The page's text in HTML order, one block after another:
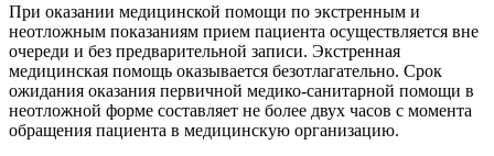
При оказании медицинской помощи по экстренным и
неотложным показаниям прием пациента осуществляется вне
очереди и без предварительной записи. Экстренная
медицинская помощь оказывается безотлагательно. Срок
ожидания оказания первичной медико-санитарной помощи в
неотложной форме составляет не более двух часов с момента
обращения пациента в медицинскую организацию.